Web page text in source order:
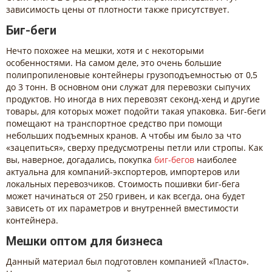
зависимость цены от плотности также присутствует.
Биг-беги
Нечто похожее на мешки, хотя и с некоторыми
особенностями. На самом деле, это очень большие
полипропиленовые контейнеры грузоподъемностью от 0,5
до 3 тонн. В основном они служат для перевозки сыпучих
продуктов. Но иногда в них перевозят секонд-хенд и другие
товары, для которых может подойти такая упаковка. Биг-беги
помещают на транспортное средство при помощи
небольших подъемных кранов. А чтобы им было за что
«зацепиться», сверху предусмотрены петли или стропы. Как
вы, наверное, догадались, покупка биг-бегов наиболее
актуальна для компаний-экспортеров, импортеров или
локальных перевозчиков. Стоимость пошивки биг-бега
может начинаться от 250 гривен, и как всегда, она будет
зависеть от их параметров и внутренней вместимости
контейнера.
Мешки оптом для бизнеса
Данный материал был подготовлен компанией «Пласто».